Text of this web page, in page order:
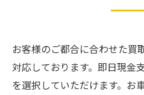
お客様のご都合に合わせた買
対応しております。即日現金
を選択していただけます。お